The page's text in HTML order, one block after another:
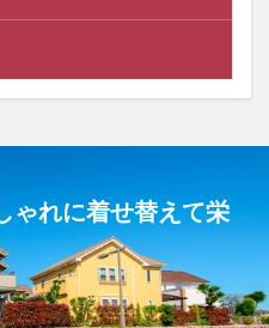
ゃれに着せ替えて栄